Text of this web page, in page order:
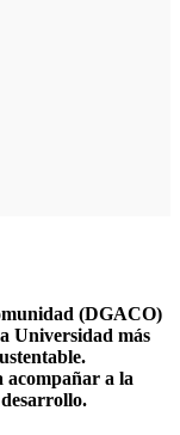
(DGACO)
Universidad más
acompañar a la